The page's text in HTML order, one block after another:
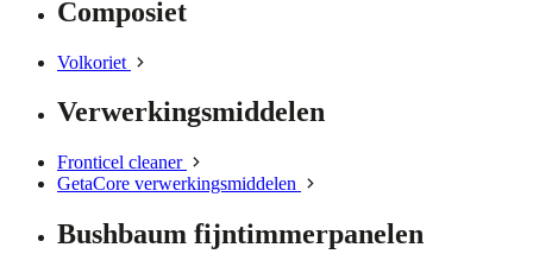
Composiet
Volkoriet
Verwerkingsmiddelen
Fronticel cleaner
GetaCore verwerkingsmiddelen
Bushbaum fijntimmerpanelen